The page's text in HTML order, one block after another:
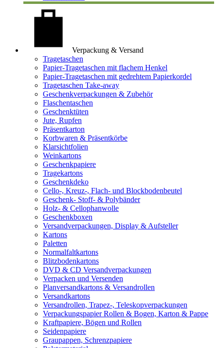
Verpackung & Versand
Tragetaschen
Papier-Tragetaschen mit flachem Henkel
Papier-Tragetaschen mit gedrehtem Papierkordel
Tragetaschen Take-away
Geschenkverpackungen & Zubehör
Flaschentaschen
Geschenktüten
Jute, Rupfen
Präsentkarton
Korbwaren & Präsentkörbe
Klarsichtfolien
Weinkartons
Geschenkpapiere
Tragekartons
Geschenkdeko
Cello-, Kreuz-, Flach- und Blockbodenbeutel
Geschenk- Stoff- & Polybänder
Holz- & Cellophanwolle
Geschenkboxen
Versandverpackungen, Display & Aufsteller
Kartons
Paletten
Normalfaltkartons
Blitzbodenkartons
DVD & CD Versandverpackungen
Verpacken und Versenden
Planversandkartons & Versandrollen
Versandkartons
Versandrollen, Trapez-, Teleskopverpackungen
Verpackungspapier Rollen & Bogen, Karton & Pappe
Kraftpapiere, Bögen und Rollen
Seidenpapiere
Graupappen, Schrenzpapiere